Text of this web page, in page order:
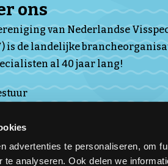
advertenties te personaliseren, om
analyseren. Ook delen we
ons
van Nederlandse
is de landelijke
al 40 jaar lang!
VNV